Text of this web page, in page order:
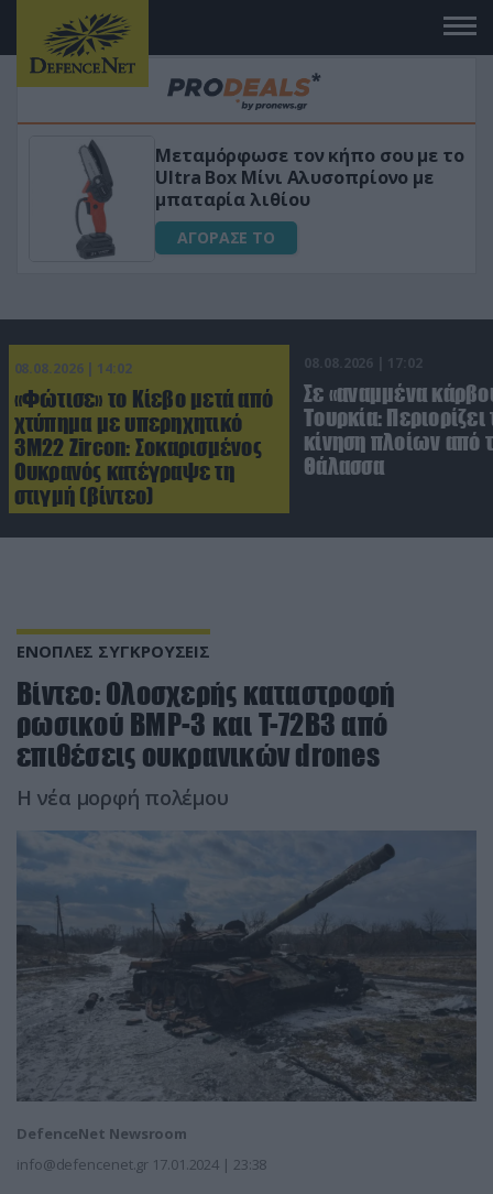
«Μαγική» φόρμουλα τριβόλι + VIP
για αύξηση της λίμπιντο
ΑΓΟΡΑΣΕ ΤΟ
08.08.2026 | 14:02
«Φώτισε» το Κίεβο μετά από
χτύπημα με υπερηχητικό
3M22 Zircon: Σοκαρισμένος
Ουκρανός κατέγραψε τη
στιγμή (βίντεο)
08.08.2026 | 17:02
Σε «αναμμένα
Τουρκία: Περιορίζει
κίνηση πλοίων από
Θάλασσα
ΕΝΟΠΛΕΣ ΣΥΓΚΡΟΥΣΕΙΣ
Βίντεο: Ολοσχερής καταστροφή
ρωσικού BMP-3 και T-72B3 από
επιθέσεις ουκρανικών drones
Η νέα μορφή πολέμου
DefenceNet Newsroom
info@defencenet.gr 17.01.2024 | 23:38